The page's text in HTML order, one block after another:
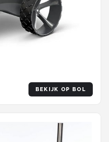
BEKIJK OP BOL